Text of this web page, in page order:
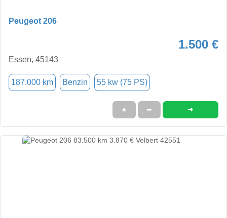
Peugeot 206
1.500 €
Essen, 45143
187.000 km Benzin 55 kw (75 PS)
★ ➦ ➜